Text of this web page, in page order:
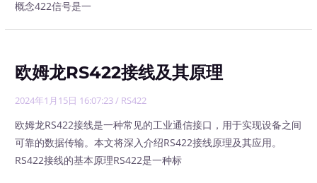
概念422信号是一
欧姆龙RS422接线及其原理
2024年1月15日 16:07:23/ RS422
欧姆龙RS422接线是一种常见的工业通信接口，用于实现设备之间
可靠的数据传输。本文将深入介绍RS422接线原理及其应用。
RS422接线的基本原理RS422是一种标